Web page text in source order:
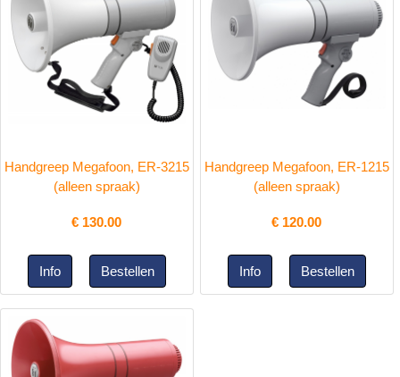
Handgreep Megafoon, ER-3215
(alleen spraak)
€ 130.00
Handgreep Megafoon, ER-1215
(alleen spraak)
€ 120.00